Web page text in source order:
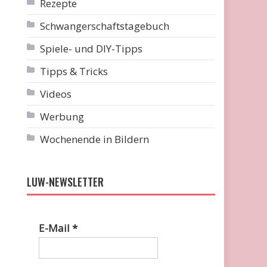
Rezepte
Schwangerschaftstagebuch
Spiele- und DIY-Tipps
Tipps & Tricks
Videos
Werbung
Wochenende in Bildern
LUW-NEWSLETTER
E-Mail*